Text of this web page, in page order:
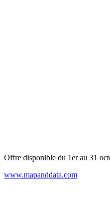
Offre disponible du 1er au 31
www.mapanddata.com